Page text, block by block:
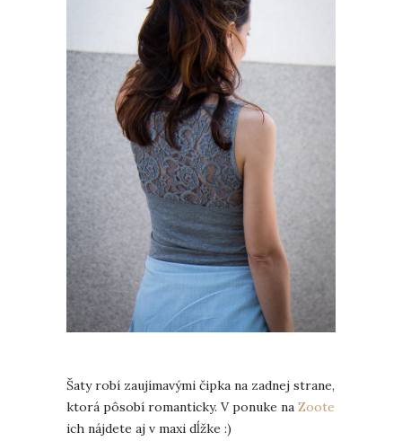
Šaty robí zaujímavými čipka na zadnej strane,
ktorá pôsobí romanticky. V ponuke na Zoote
ich nájdete aj v maxi dĺžke :)